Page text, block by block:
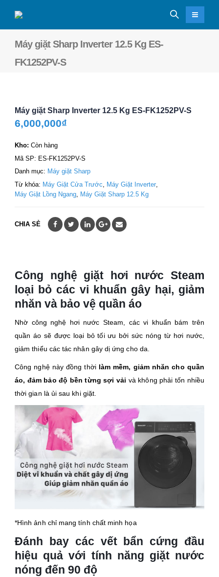
Máy giặt Sharp Inverter 12.5 Kg ES-
FK1252PV-S
Máy giặt Sharp Inverter 12.5 Kg ES-FK1252PV-S
6,000,000₫
Kho: Còn hàng
Mã SP: ES-FK1252PV-S
Danh mục: Máy giặt Sharp
Từ khóa: Máy Giặt Cửa Trước Máy Giặt Inverter
Máy Giặt Lồng Ngang Máy Giặt Sharp 12.5 Kg
CHIA SẺ
Công nghệ giặt hơi nước Steam
loại bỏ các vi khuẩn gây hại, giảm
nhăn và bảo vệ quần áo
Nhờ công nghệ hơi nước Steam, các vi khuẩn bám trên
quần áo sẽ được loại bỏ tối ưu bởi sức nóng từ hơi nước,
giảm thiểu các tác nhân gây dị ứng cho da.
Công nghệ này đồng thời làm mềm, giảm nhăn cho quần
áo, đảm bảo độ bền từng sợi vải và không phải tốn nhiều
thời gian là ủi sau khi giặt.
*Hình ảnh chỉ mang tính chất minh họa
Đánh bay các vết bẩn cứng đầu
hiệu quả với tính năng giặt nước
nóng đến 90 độ